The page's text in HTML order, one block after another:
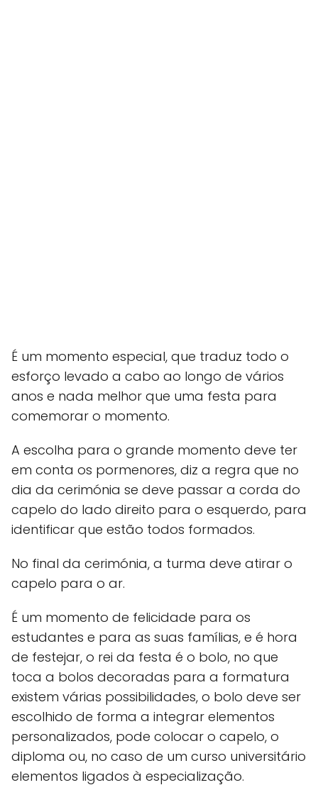
É um momento especial, que traduz todo o
esforço levado a cabo ao longo de vários
anos e nada melhor que uma festa para
comemorar o momento.
A escolha para o grande momento deve ter
em conta os pormenores, diz a regra que no
dia da cerimónia se deve passar a corda do
capelo do lado direito para o esquerdo, para
identificar que estão todos formados.
No final da cerimónia, a turma deve atirar o
capelo para o ar.
É um momento de felicidade para os
estudantes e para as suas famílias, e é hora
de festejar, o rei da festa é o bolo, no que
toca a bolos decoradas para a formatura
existem várias possibilidades, o bolo deve ser
escolhido de forma a integrar elementos
personalizados, pode colocar o capelo, o
diploma ou, no caso de um curso universitário
elementos ligados à especialização.